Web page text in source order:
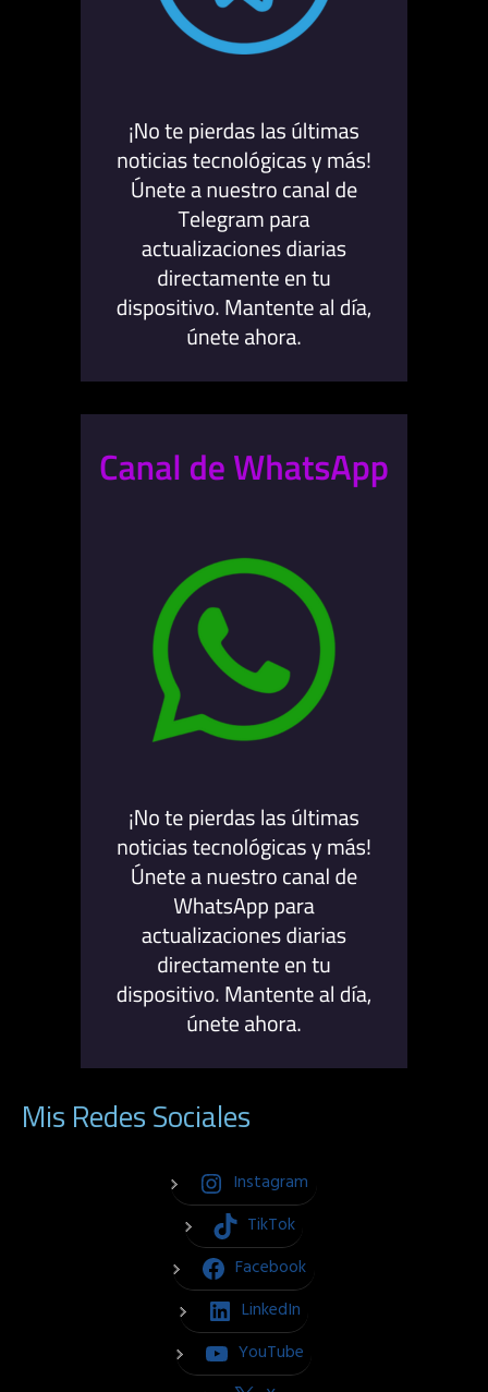
Mis Redes Sociales
Instagram
TikTok
Facebook
LinkedIn
YouTube